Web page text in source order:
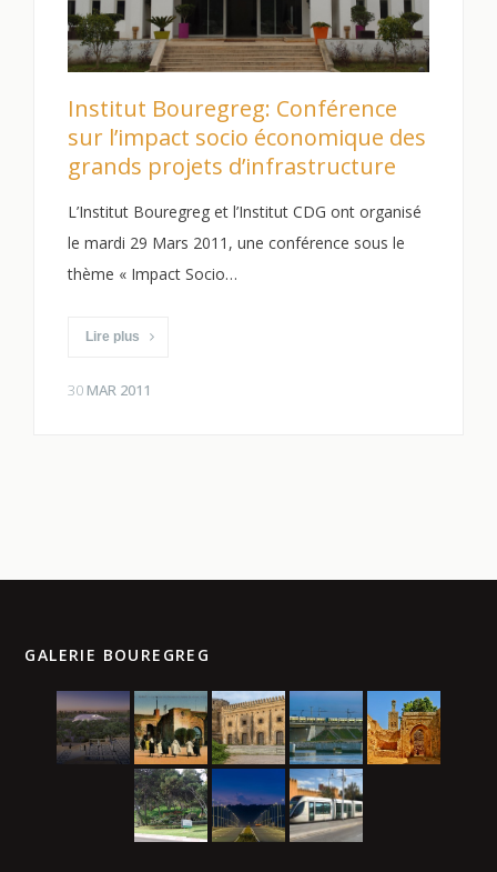
Institut Bouregreg: Conférence
sur l’impact socio économique des
grands projets d’infrastructure
L’Institut Bouregreg et l’Institut CDG ont organisé
le mardi 29 Mars 2011, une conférence sous le
thème « Impact Socio…
Lire plus
30MAR 2011
GALERIE BOUREGREG